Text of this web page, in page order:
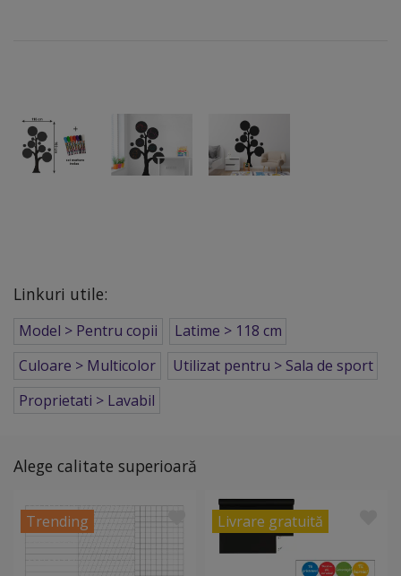
Linkuri utile:
Model > Pentru copii
Latime > 118 cm
Culoare > Multicolor
Utilizat pentru > Sala de sport
Proprietati > Lavabil
Alege calitate superioară
Trending Livrare gratuită